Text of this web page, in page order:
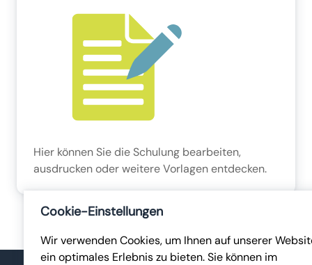
Hier können Sie die Schulung bearbeiten,
ausdrucken oder weitere Vorlagen entdecken.
Cookie-Einstellungen
Wir verwenden Cookies, um Ihnen auf unserer
ein optimales Erlebnis zu bieten. Sie können im